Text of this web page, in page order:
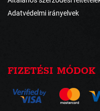
Adatvédelmi irányelvek
FIZETÉSI MÓDOK